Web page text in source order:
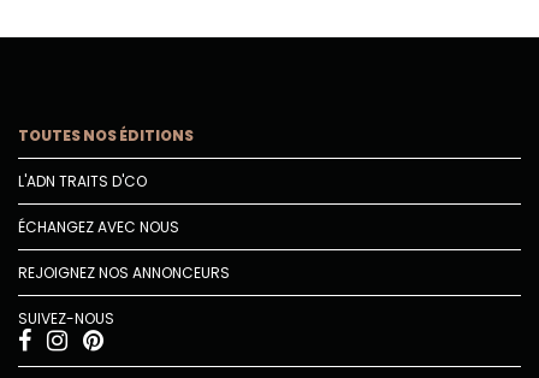
TOUTES NOS ÉDITIONS
L'ADN TRAITS D'CO
ÉCHANGEZ AVEC NOUS
REJOIGNEZ NOS ANNONCEURS
SUIVEZ-NOUS